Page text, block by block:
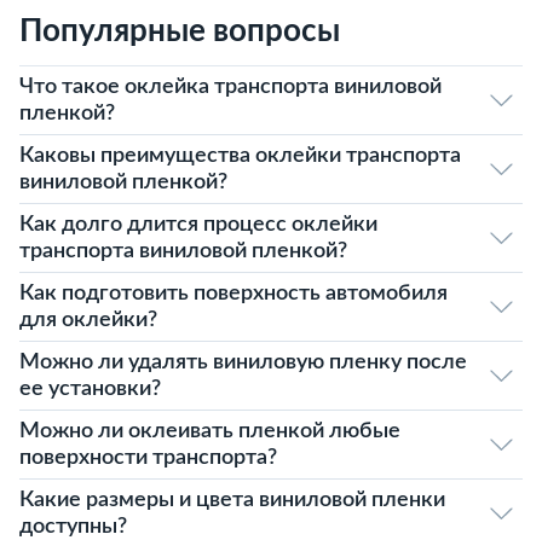
Популярные вопросы
Что такое оклейка транспорта виниловой
пленкой?
Каковы преимущества оклейки транспорта
виниловой пленкой?
Как долго длится процесс оклейки
транспорта виниловой пленкой?
Как подготовить поверхность автомобиля
для оклейки?
Можно ли удалять виниловую пленку после
ее установки?
Можно ли оклеивать пленкой любые
поверхности транспорта?
Какие размеры и цвета виниловой пленки
доступны?